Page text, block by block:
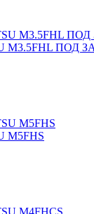
M3.5FHL ПОД
M5FHS